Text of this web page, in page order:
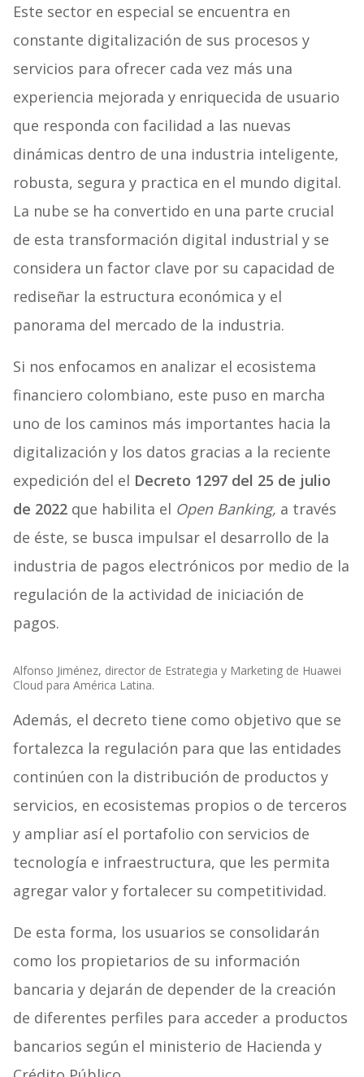
Este sector en especial se encuentra en
constante digitalización de sus procesos y
servicios para ofrecer cada vez más una
experiencia mejorada y enriquecida de usuario
que responda con facilidad a las nuevas
dinámicas dentro de una industria inteligente,
robusta, segura y practica en el mundo digital.
La nube se ha convertido en una parte crucial
de esta transformación digital industrial y se
considera un factor clave por su capacidad de
rediseñar la estructura económica y el
panorama del mercado de la industria.
Si nos enfocamos en analizar el ecosistema
financiero colombiano, este puso en marcha
uno de los caminos más importantes hacia la
digitalización y los datos gracias a la reciente
expedición del el Decreto 1297 del 25 de julio
de 2022que habilita el Open Banking, a través
de éste, se busca impulsar el desarrollo de la
industria de pagos electrónicos por medio de la
regulación de la actividad de iniciación de
pagos.
Alfonso Jiménez, director de Estrategia y Marketing de Huawei
Cloud para América Latina.
Además, el decreto tiene como objetivo que se
fortalezca la regulación para que las entidades
continúen con la distribución de productos y
servicios, en ecosistemas propios o de terceros
y ampliar así el portafolio con servicios de
tecnología e infraestructura, que les permita
agregar valor y fortalecer su competitividad.
De esta forma, los usuarios se consolidarán
como los propietarios de su información
bancaria y dejarán de depender de la creación
de diferentes perfiles para acceder a productos
bancarios según el ministerio de Hacienda y